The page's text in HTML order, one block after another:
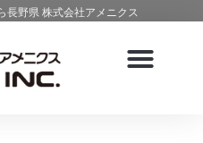
長野県 株式会社アメニクス